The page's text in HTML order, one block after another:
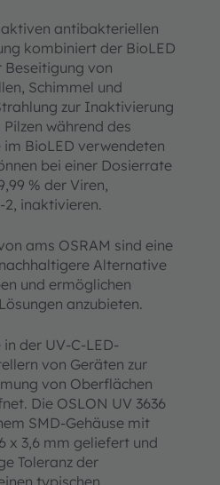
antibakteriellen
kombiniert der BioLED
von
Schimmel und
zur Inaktivierung
während des
BioLED verwendeten
bei einer Dosierrate
% der Viren,
2, inaktivieren.
ams OSRAM sind eine
Alternative
und ermöglichen
anzubieten.
der UV-C-LED-
von Geräten zur
von Oberflächen
Die OSLON UV 3636
SMD-Gehäuse mit
x 3,6 mm geliefert und
Toleranz der
typischen